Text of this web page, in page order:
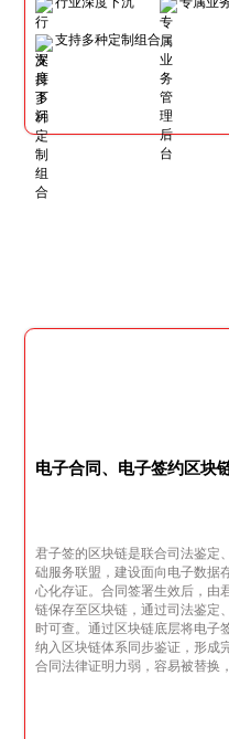
支持多种定制组合
电子合同、电子签约区块
君子签的区块链是联合司法鉴定
础服务联盟，建设面向电子数据
心化存证。合同签署生效后，由
链保存至区块链，通过司法鉴定
时可查。通过区块链底层将电子
纳入区块链体系同步鉴证，形成
合同法律证明力弱，容易被替换